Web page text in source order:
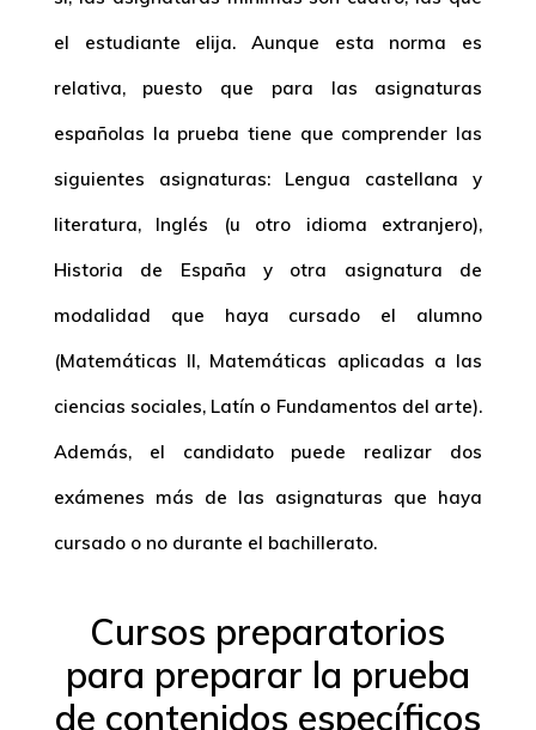
el estudiante elija. Aunque esta norma es
relativa, puesto que para las asignaturas
españolas la prueba tiene que comprender las
siguientes asignaturas: Lengua castellana y
literatura, Inglés (u otro idioma extranjero),
Historia de España y otra asignatura de
modalidad que haya cursado el alumno
(Matemáticas II, Matemáticas aplicadas a las
ciencias sociales, Latín o Fundamentos del arte).
Además, el candidato puede realizar dos
exámenes más de las asignaturas que haya
cursado o no durante el bachillerato.
Cursos preparatorios
para preparar la prueba
de contenidos específicos